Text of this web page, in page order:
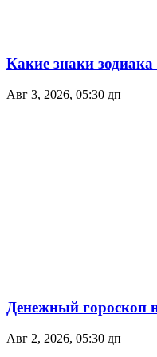
Какие знаки
Авг 3, 2026, 05:30 дп
Денежный гороскоп
Авг 2, 2026, 05:30 дп